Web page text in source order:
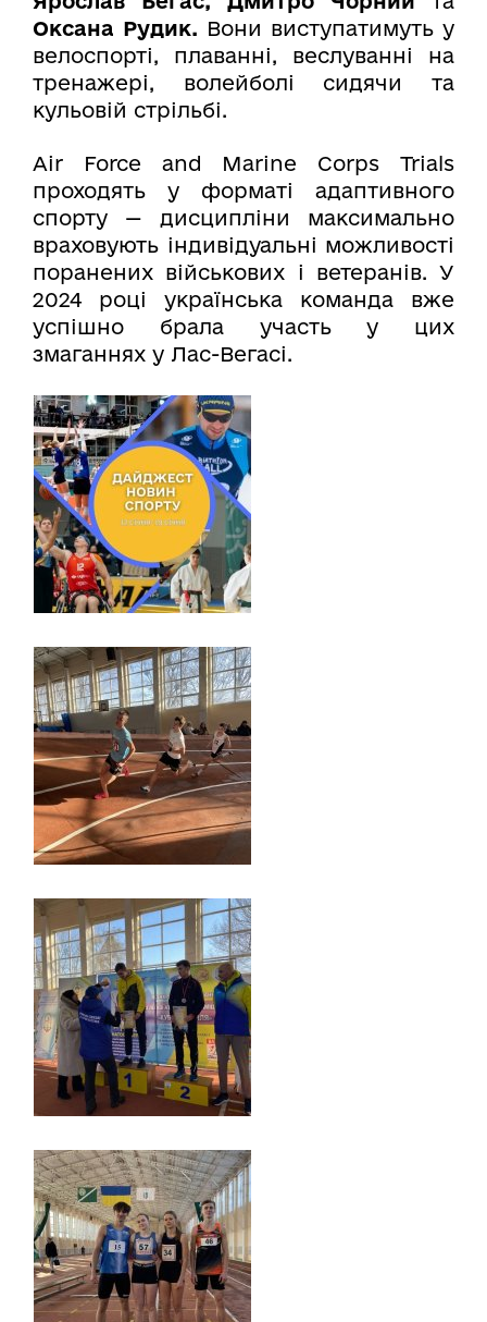
Оксана Рудик. Вони виступатимуть у
велоспорті, плаванні, веслуванні на
тренажері, волейболі сидячи та
кульовій стрільбі.
Air Force and Marine Corps Trials
проходять у форматі адаптивного
спорту — дисципліни максимально
враховують індивідуальні можливості
поранених військових і ветеранів. У
2024 році українська команда вже
успішно брала участь у цих
змаганнях у Лас-Вегасі.